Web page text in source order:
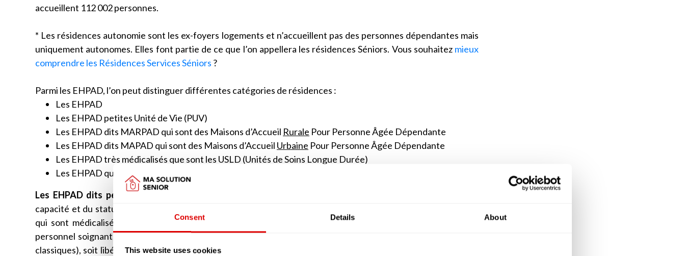
Consent Details About
This website uses cookies
accueillent 112 002 personnes.
* Les résidences autonomie sont les ex-foyers logements et n’accueillent pas des personnes dépendantes mais
uniquement autonomes. Elles font partie de ce que l’on appellera les résidences Séniors. Vous souhaitez mieux
comprendre les Résidences Services Séniors ?
Parmi les EHPAD, l’on peut distinguer différentes catégories de résidences :
Les EHPAD
Les EHPAD petites Unité de Vie (PUV)
Les EHPAD dits MARPAD qui sont des Maisons d’Accueil Rurale Pour Personne Âgée Dépendante
Les EHPAD dits MAPAD qui sont des Maisons d’Accueil Urbaine Pour Personne Âgée Dépendante
Les EHPAD très médicalisés que sont les USLD (Unités de Soins Longue Durée)
Les EHPAD qui disposent d’unité d’accueil de jour ou de nuit.
Les EHPAD dits petites unité de vie (PUV)
capacité et du statut des intervenants soignants. Elles ne comptent généralement au maximum que 25 places
qui sont médicalisées. Les chambres peuvent s’apparenter à des studios avec des petites kitchenettes. Le
personnel soignant, à la différence des EHPAD classiques, peut être soit salarié (tout comme dans les EHPAD
classiques), soit libéral auquel cas le résident fait appel à ses services, comme s’il vivait à son domicile avec une